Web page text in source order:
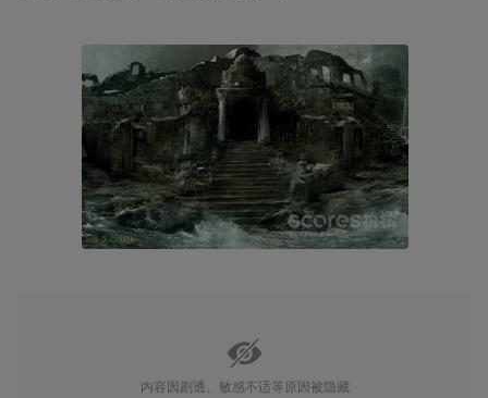
内容因剧透、敏感不适等原因被隐藏